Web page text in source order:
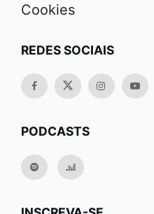
Cookies
REDES SOCIAIS
PODCASTS